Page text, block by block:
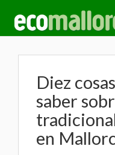
Diez
saber
en